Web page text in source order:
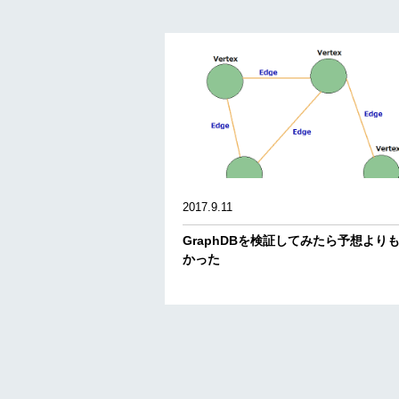
2017.9.11
GraphDBを検証してみたら予想より
かった